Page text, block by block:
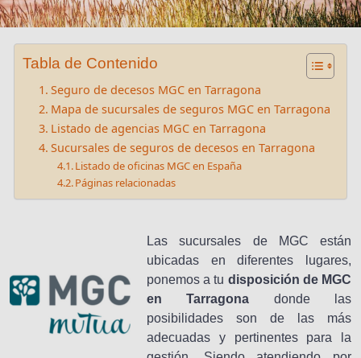
Tabla de Contenido
Seguro de decesos MGC en Tarragona
Mapa de sucursales de seguros MGC en Tarragona
Listado de agencias MGC en Tarragona
Sucursales de seguros de decesos en Tarragona
Listado de oficinas MGC en España
Páginas relacionadas
Las sucursales de MGC están
ubicadas en diferentes lugares,
ponemos a tu disposición de MGC
en Tarragona donde las
posibilidades son de las más
adecuadas y pertinentes para la